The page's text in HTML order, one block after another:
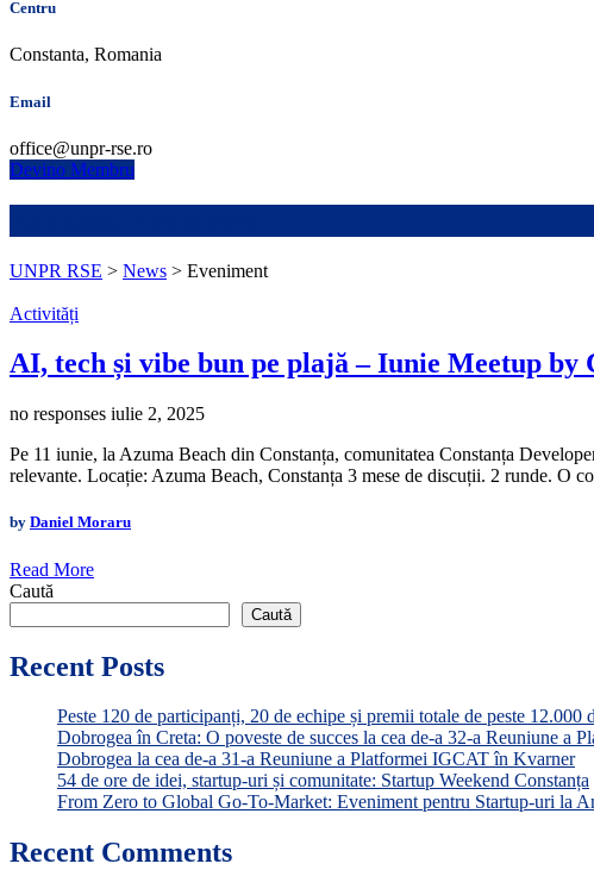
Centru
Constanta, Romania
Email
office@unpr-rse.ro
Devino Membru
UNPR RSE > News > Eveniment
Activități
AI, tech și vibe bun pe plajă – Iunie Meetup by
no responses iulie 2, 2025
Pe 11 iunie, la Azuma Beach din Constanța, comunitatea Constanța
relevante. Locație: Azuma Beach, Constanța 3 mese de discuții. 2 runde. O
by Daniel Moraru
Read More
Caută
Caută
Recent Posts
Peste 120 de participanți, 20 de echipe și premii totale de peste
Dobrogea în Creta: O poveste de succes la cea de-a 32-a Reuniune
Dobrogea la cea de-a 31-a Reuniune a Platformei IGCAT în Kvarner
54 de ore de idei, startup-uri și comunitate: Startup Weekend Constanța
From Zero to Global Go-To-Market: Eveniment pentru Startup-uri la
Recent Comments